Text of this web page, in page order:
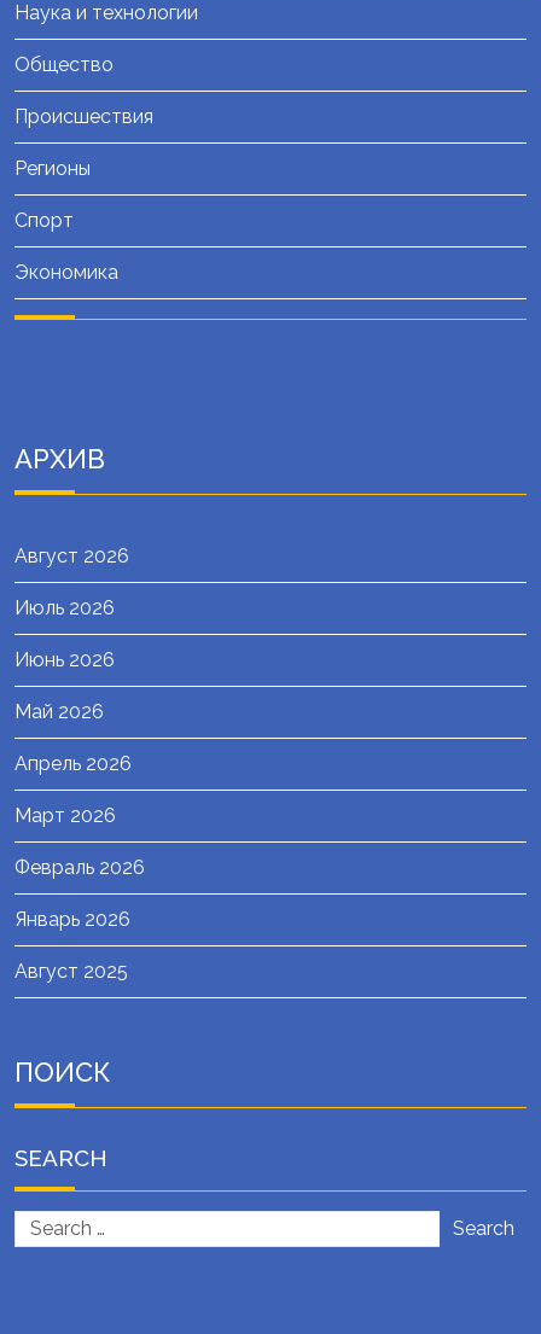
Наука и технологии
Общество
Происшествия
Регионы
Спорт
Экономика
АРХИВ
Август 2026
Июль 2026
Июнь 2026
Май 2026
Апрель 2026
Март 2026
Февраль 2026
Январь 2026
Август 2025
ПОИСК
SEARCH
Search